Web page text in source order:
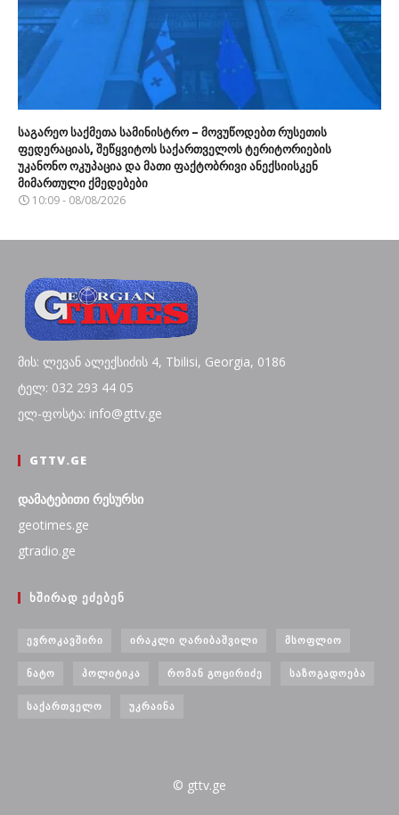
საგარეო საქმეთა სამინისტრო – მოვუწოდებთ რუსეთის
ფედერაციას, შეწყვიტოს საქართველოს ტერიტორიების
უკანონო ოკუპაცია და მათი ფაქტობრივი ანექსიისკენ
მიმართული ქმედებები
10:09 - 08/08/2026
მის: ლევან ალექსიძის 4, Tbilisi, Georgia, 0186
ტელ: 032 293 44 05
ელ-ფოსტა: info@gttv.ge
GTTV.GE
დამატებითი რესურსი
geotimes.ge
gtradio.ge
ᲮᲨᲘᲠᲐᲓ ᲔᲫᲔᲑᲔᲜ
ᲔᲕᲠᲝᲙᲐᲕᲨᲘᲠᲘ ᲘᲠᲐᲙᲚᲘ ᲦᲐᲠᲘᲑᲐᲨᲕᲘᲚᲘ ᲛᲡᲝᲤᲚᲘᲝ
ᲜᲐᲢᲝ ᲞᲝᲚᲘᲢᲘᲙᲐ ᲠᲝᲛᲐᲜ ᲒᲝᲪᲘᲠᲘᲫᲔ ᲡᲐᲖᲝᲒᲐᲓᲝᲔᲑᲐ
ᲡᲐᲥᲐᲠᲗᲕᲔᲚᲝ ᲣᲙᲠᲐᲘᲜᲐ
© gttv.ge